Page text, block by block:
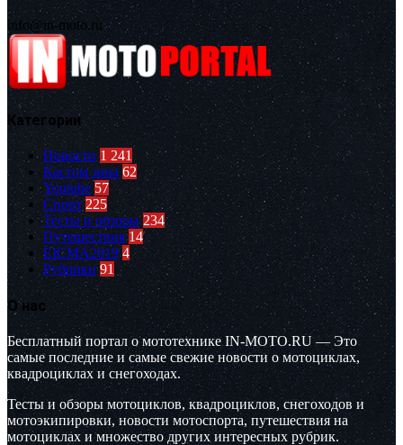
info@in-moto.ru
Категории
Новости 1 241
Кастом зона 62
Youtube 57
Спорт 225
Тесты и обзоры 234
Путешествия 14
EICMA2019 4
Рубрики 91
О нас
Бесплатный портал о мототехнике IN-MOTO.RU — Это
самые последние и самые свежие новости о мотоциклах,
квадроциклах и снегоходах.
Тесты и обзоры мотоциклов, квадроциклов, снегоходов и
мотоэкипировки, новости мотоспорта, путешествия на
мотоциклах и множество других интересных рубрик.